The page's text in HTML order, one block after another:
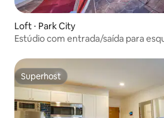
Loft ⋅ Park City
Estúdio com entrada/saída para
Superhost
Superhost